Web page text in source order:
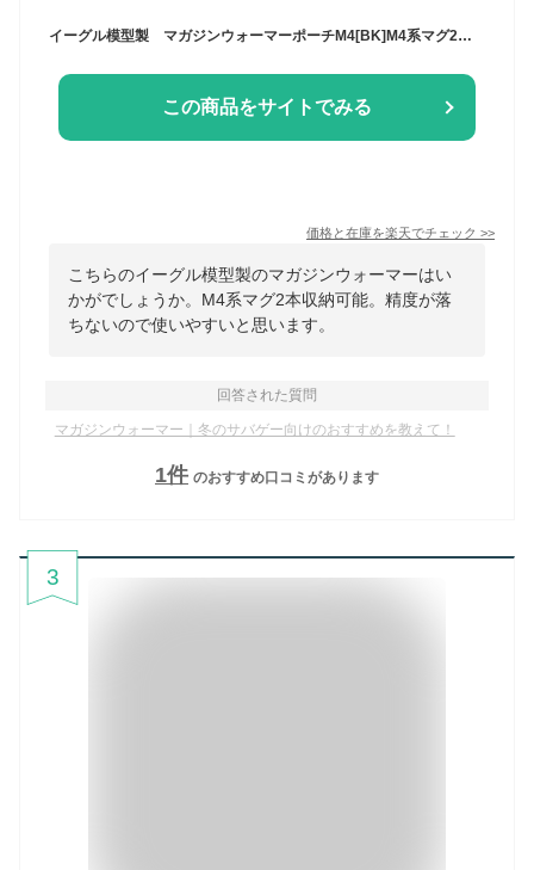
この商品をサイトでみる
価格と在庫を楽天でチェック >>
こちらのイーグル模型製のマガジンウォーマーはい
かがでしょうか。M4系マグ2本収納可能。精度が落
ちないので使いやすいと思います。
回答された質問
マガジンウォーマー｜冬のサバゲー向けのおすすめを教えて！
1件 のおすすめ口コミがあります
3